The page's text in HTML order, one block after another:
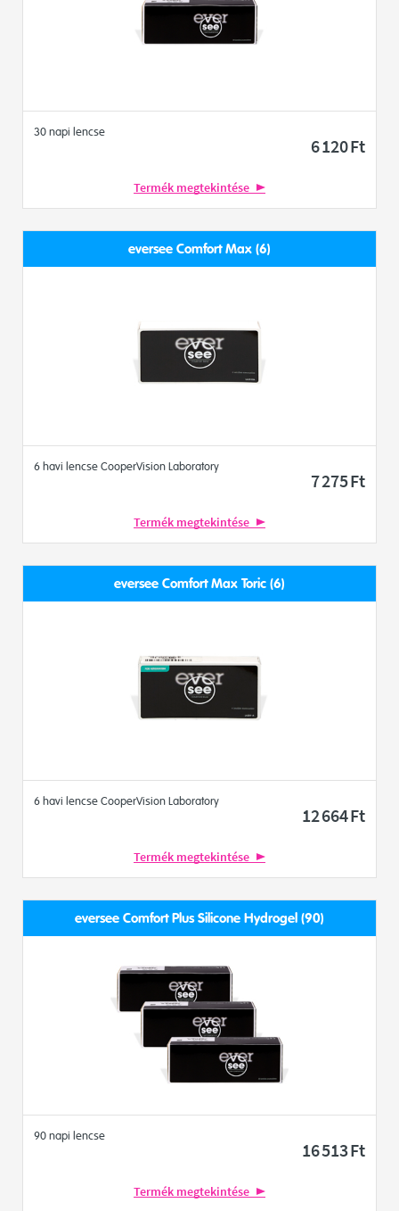
30 napi lencse
6 120Ft
Termék megtekintése
eversee Comfort Max (6)
6 havi lencse CooperVision Laboratory
7 275Ft
Termék megtekintése
eversee Comfort Max Toric (6)
6 havi lencse CooperVision Laboratory
12 664Ft
Termék megtekintése
eversee Comfort Plus Silicone Hydrogel (90)
90 napi lencse
16 513Ft
Termék megtekintése